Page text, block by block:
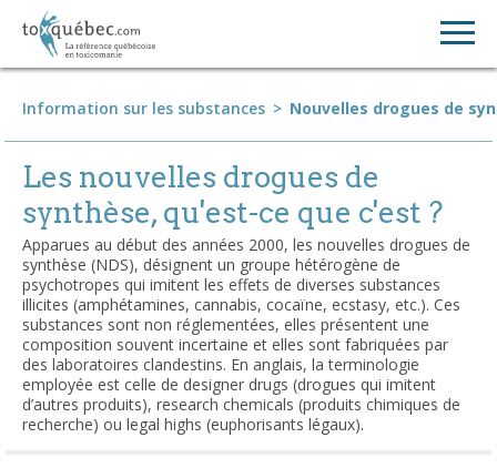
Information sur les substances > Nouvelles drogues de
Les nouvelles drogues de
synthèse, qu'est-ce que c'est ?
Apparues au début des années 2000, les nouvelles drogues de
synthèse (NDS), désignent un groupe hétérogène de
psychotropes qui imitent les effets de diverses substances
illicites (amphétamines, cannabis, cocaïne, ecstasy, etc.). Ces
substances sont non réglementées, elles présentent une
composition souvent incertaine et elles sont fabriquées par
des laboratoires clandestins. En anglais, la terminologie
employée est celle de designer drugs (drogues qui imitent
d’autres produits), research chemicals (produits chimiques de
recherche) ou legal highs (euphorisants légaux).